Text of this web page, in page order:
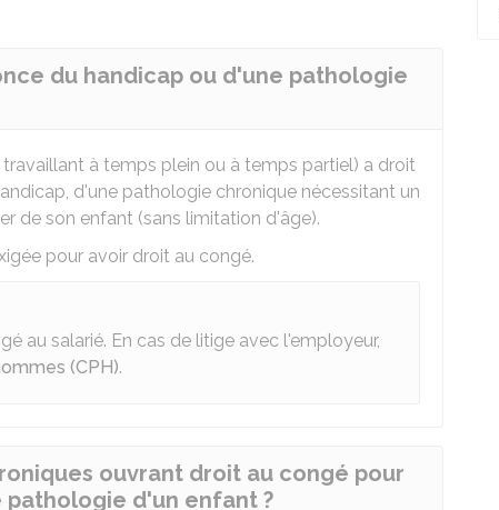
du handicap ou d'une pathologie
travaillant à temps plein ou à temps partiel) a droit
d'une pathologie chronique nécessitant un
de son enfant (sans limitation d'âge).
pour avoir droit au congé.
au salarié. En cas de litige avec l'employeur,
(CPH).
ouvrant droit au congé pour
d'un enfant ?